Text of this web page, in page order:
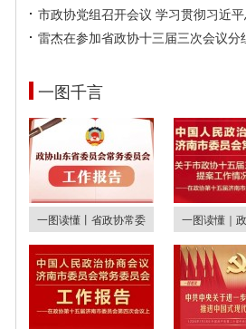
市政协党组召开会议 学习贯彻习近
雷杰在参加省政协十三届三次会议分
一图千言
一图读懂丨省政协常委 一图读懂｜